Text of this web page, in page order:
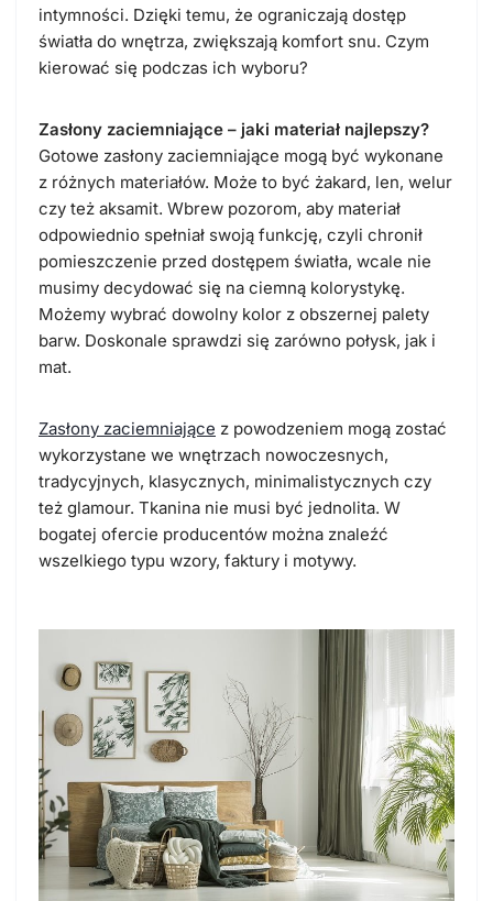
intymności. Dzięki temu, że ograniczają dostęp
światła do wnętrza, zwiększają komfort snu. Czym
kierować się podczas ich wyboru?
Zasłony zaciemniające – jaki materiał najlepszy?
Gotowe zasłony zaciemniające mogą być wykonane
z różnych materiałów. Może to być żakard, len, welur
czy też aksamit. Wbrew pozorom, aby materiał
odpowiednio spełniał swoją funkcję, czyli chronił
pomieszczenie przed dostępem światła, wcale nie
musimy decydować się na ciemną kolorystykę.
Możemy wybrać dowolny kolor z obszernej palety
barw. Doskonale sprawdzi się zarówno połysk, jak i
mat.
Zasłony zaciemniające z powodzeniem mogą zostać
wykorzystane we wnętrzach nowoczesnych,
tradycyjnych, klasycznych, minimalistycznych czy
też glamour. Tkanina nie musi być jednolita. W
bogatej ofercie producentów można znaleźć
wszelkiego typu wzory, faktury i motywy.